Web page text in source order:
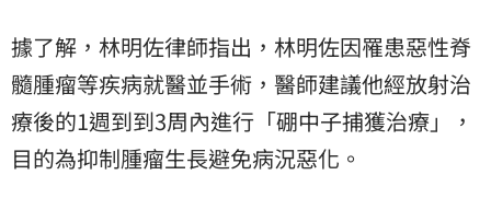
據了解，林明佐律師指出，林明佐因罹患惡性脊
髓腫瘤等疾病就醫並手術，醫師建議他經放射治
療後的1週到到3周內進行「硼中子捕獲治療」，
目的為抑制腫瘤生長避免病況惡化。